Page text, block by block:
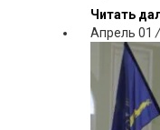
Читать
Апрель 01 /